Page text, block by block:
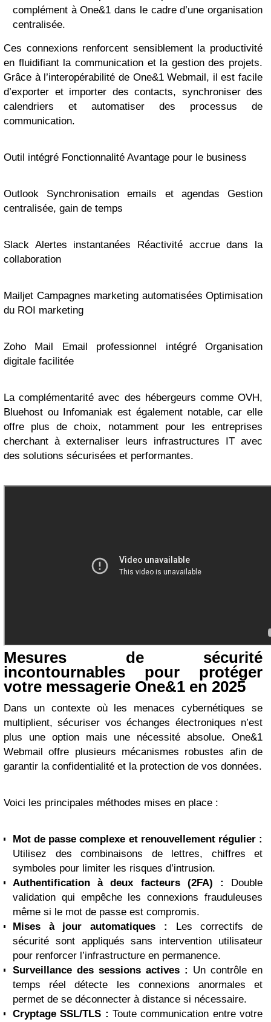
complément à One&1 dans le cadre d’une organisation
centralisée.
Ces connexions renforcent sensiblement la productivité
en fluidifiant la communication et la gestion des projets.
Grâce à l’interopérabilité de One&1 Webmail, il est facile
d’exporter et importer des contacts, synchroniser des
calendriers et automatiser des processus de
communication.
Outil intégré Fonctionnalité Avantage pour le business
Outlook Synchronisation emails et agendas Gestion
centralisée, gain de temps
Slack Alertes instantanées Réactivité accrue dans la
collaboration
Mailjet Campagnes marketing automatisées Optimisation
du ROI marketing
Zoho Mail Email professionnel intégré Organisation
digitale facilitée
La complémentarité avec des hébergeurs comme OVH,
Bluehost ou Infomaniak est également notable, car elle
offre plus de choix, notamment pour les entreprises
cherchant à externaliser leurs infrastructures IT avec
des solutions sécurisées et performantes.
Mesures de sécurité
incontournables pour protéger
votre messagerie One&1 en 2025
Dans un contexte où les menaces cybernétiques se
multiplient, sécuriser vos échanges électroniques n’est
plus une option mais une nécessité absolue. One&1
Webmail offre plusieurs mécanismes robustes afin de
garantir la confidentialité et la protection de vos données.
Voici les principales méthodes mises en place :
Mot de passe complexe et renouvellement régulier :
Utilisez des combinaisons de lettres, chiffres et
symboles pour limiter les risques d’intrusion.
Authentification à deux facteurs (2FA) : Double
validation qui empêche les connexions frauduleuses
même si le mot de passe est compromis.
Mises à jour automatiques : Les correctifs de
sécurité sont appliqués sans intervention utilisateur
pour renforcer l’infrastructure en permanence.
Surveillance des sessions actives : Un contrôle en
temps réel détecte les connexions anormales et
permet de se déconnecter à distance si nécessaire.
Cryptage SSL/TLS : Toute communication entre votre